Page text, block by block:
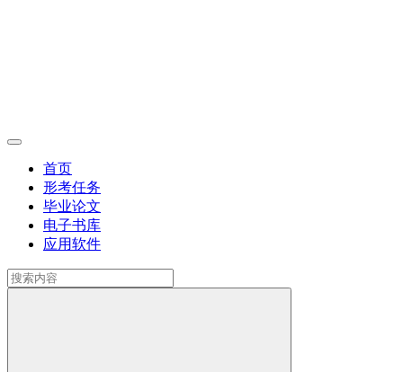
首页
形考任务
毕业论文
电子书库
应用软件